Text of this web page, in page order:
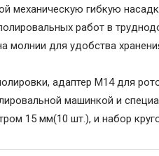
механическую гибкую
работ в
молнии для удобства
адаптер M14 для
машинкой и
15 мм(10 шт.), и набор